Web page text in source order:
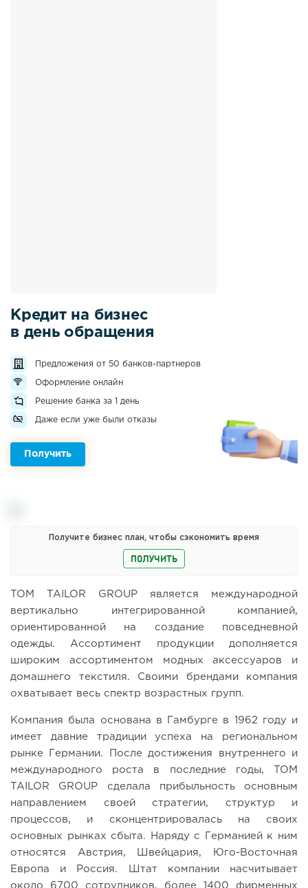
Кредит на бизнес
в день обращения
Предложения от 50 банков-партнеров
Оформление онлайн
Решение банка за 1 день
Даже если уже были отказы
Получить
Получите бизнес план, чтобы сэкономить время
ПОЛУЧИТЬ
TOM TAILOR GROUP является международной
вертикально интегрированной компанией,
ориентированной на создание повседневной
одежды. Ассортимент продукции дополняется
широким ассортиментом модных аксессуаров и
домашнего текстиля. Своими брендами компания
охватывает весь спектр возрастных групп.
Компания была основана в Гамбурге в 1962 году и
имеет давние традиции успеха на региональном
рынке Германии. После достижения внутреннего и
международного роста в последние годы, TOM
TAILOR GROUP сделала прибыльность основным
направлением своей стратегии, структур и
процессов, и сконцентрировалась на своих
основных рынках сбыта. Наряду с Германией к ним
относятся Австрия, Швейцария, Юго-Восточная
Европа и Россия. Штат компании насчитывает
около 6700 сотрудников, более 1400 фирменных